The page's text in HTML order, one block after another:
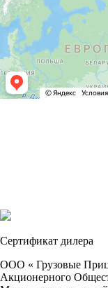
Сертификат дилера
ООО « Грузовые
Акционерного